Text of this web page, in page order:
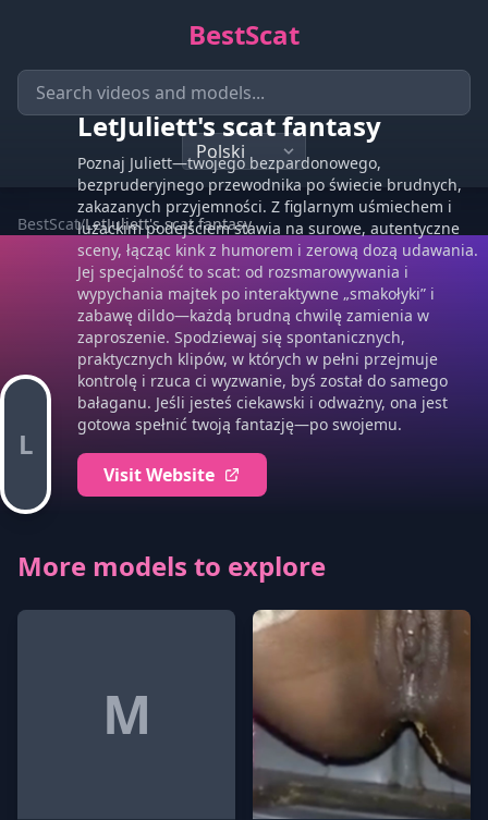
BestScat
BestScat/LetJuliett's scat fantasy
L
LetJuliett's scat fantasy
Poznaj Juliett—twojego bezpardonowego,
bezpruderyjnego przewodnika po świecie brudnych,
zakazanych przyjemności. Z figlarnym uśmiechem i
luzackim podejściem stawia na surowe, autentyczne
sceny, łącząc kink z humorem i zerową dozą udawania.
Jej specjalność to scat: od rozsmarowywania i
wypychania majtek po interaktywne „smakołyki” i
zabawę dildo—każdą brudną chwilę zamienia w
zaproszenie. Spodziewaj się spontanicznych,
praktycznych klipów, w których w pełni przejmuje
kontrolę i rzuca ci wyzwanie, byś został do samego
bałaganu. Jeśli jesteś ciekawski i odważny, ona jest
gotowa spełnić twoją fantazję—po swojemu.
Visit Website
More models to explore
M